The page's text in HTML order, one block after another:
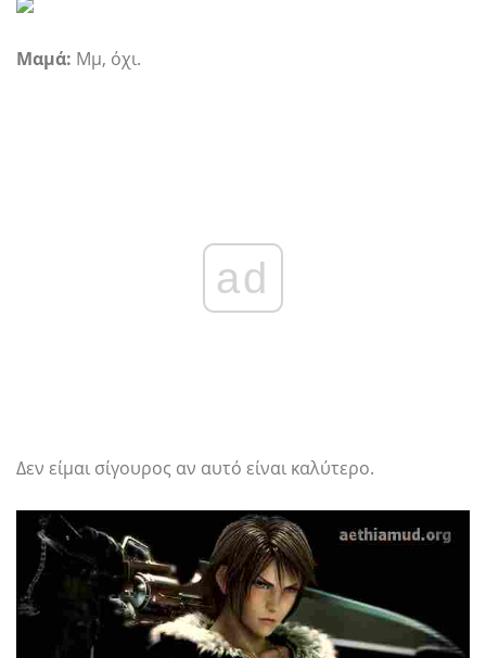
Μαμά: Μμ, όχι.
ad
Δεν είμαι σίγουρος αν αυτό είναι καλύτερο.